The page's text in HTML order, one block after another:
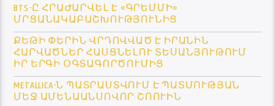
BTS-Ը ՀՐԱԺԱՐՎԵԼ Է «ԳՐԵՄՄԻ»
ՄՐՑԱՆԱԿԱԲԱՇԽՈՒԹՅՈՒՆԻՑ
ՔԵԹԻ ՓԵՐԻՆ ՎՐԴՈՎՎԱԾ Է ԻՐԱՆԻՆ
ՀԱՐՎԱԾՆԵՐ ՀԱՍՑՆԵԼՈՒ ՏԵՍԱՆՅՈՒԹՈՒՄ
ԻՐ ԵՐԳԻ ՕԳՏԱԳՈՐԾՈՒՄԻՑ
METALLICA-Ն ՊԱՏՐԱՍՏՎՈՒՄ Է ՊԱՏՄՈՒԹՅԱՆ
ՄԵՋ ԱՄԵՆԱԱՆՍՈՎՈՐ ՇՈՈՒԻՆ